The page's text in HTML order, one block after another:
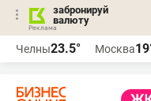
забронируй
валюту
Челны23.5° Москва